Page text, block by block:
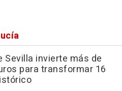
Sevilla invierte más de
para transformar 16